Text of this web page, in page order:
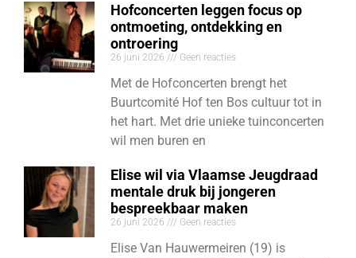
Hofconcerten leggen focus op
ontmoeting, ontdekking en
ontroering
26 juni 2026 Geen reacties
Met de Hofconcerten brengt het
Buurtcomité Hof ten Bos cultuur tot in
het hart. Met drie unieke tuinconcerten
wil men buren en
Elise wil via Vlaamse Jeugdraad
mentale druk bij jongeren
bespreekbaar maken
26 juni 2026 Geen reacties
Elise Van Hauwermeiren (19) is